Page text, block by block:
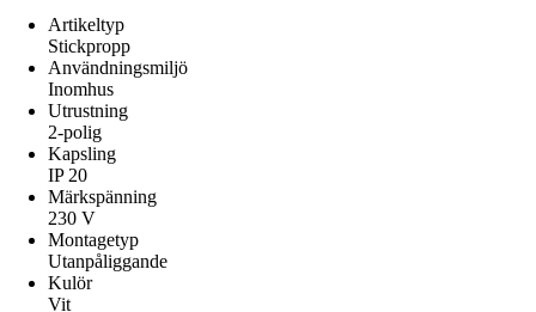
Artikeltyp
Stickpropp
Användningsmiljö
Inomhus
Utrustning
2-polig
Kapsling
IP 20
Märkspänning
230 V
Montagetyp
Utanpåliggande
Kulör
Vit